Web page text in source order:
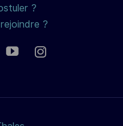
?
?